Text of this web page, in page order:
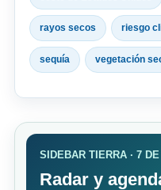
rayos secos riesgo
sequía vegetación
SIDEBAR TIERRA · 7
Radar y